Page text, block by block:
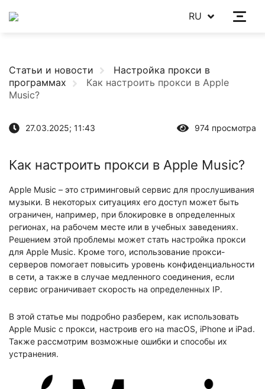
RU
Статьи и новости
Настройка прокси в
программах
Как настроить прокси в Apple
Music?
27.03.2025; 11:43 974 просмотра
Как настроить прокси в Apple Music?
Apple Music – это стриминговый сервис для прослушивания
музыки. В некоторых ситуациях его доступ может быть
ограничен, например, при блокировке в определенных
регионах, на рабочем месте или в учебных заведениях.
Решением этой проблемы может стать настройка прокси
для Apple Music. Кроме того, использование прокси-
серверов помогает повысить уровень конфиденциальности
в сети, а также в случае медленного соединения, если
сервис ограничивает скорость на определенных IP.
В этой статье мы подробно разберем, как использовать
Apple Music с прокси, настроив его на macOS, iPhone и iPad.
Также рассмотрим возможные ошибки и способы их
устранения.